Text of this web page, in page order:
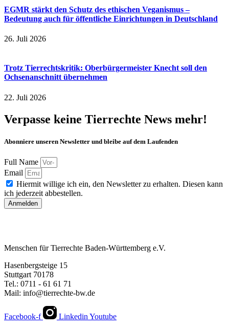
EGMR stärkt den Schutz des ethischen Veganismus –
Bedeutung auch für öffentliche Einrichtungen in Deutschland
26. Juli 2026
Trotz Tierrechtskritik: Oberbürgermeister Knecht soll den
Ochsenanschnitt übernehmen
22. Juli 2026
Verpasse keine Tierrechte News mehr!
Abonniere unseren Newsletter und bleibe auf dem Laufenden
Full Name
Email
Hiermit willige ich ein, den Newsletter zu erhalten. Diesen kann
ich jederzeit abbestellen.
Anmelden
Menschen für Tierrechte Baden-Württemberg e.V.
Hasenbergsteige 15
Stuttgart 70178
Tel.: 0711 - 61 61 71
Mail: info@tierrechte-bw.de
Facebook-f Linkedin Youtube